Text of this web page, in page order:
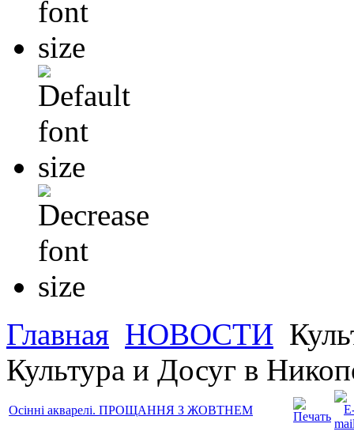
Главная НОВОСТИ
Культура и Досуг в
Осінні акварелі. ПРОЩАННЯ З ЖОВТНЕМ